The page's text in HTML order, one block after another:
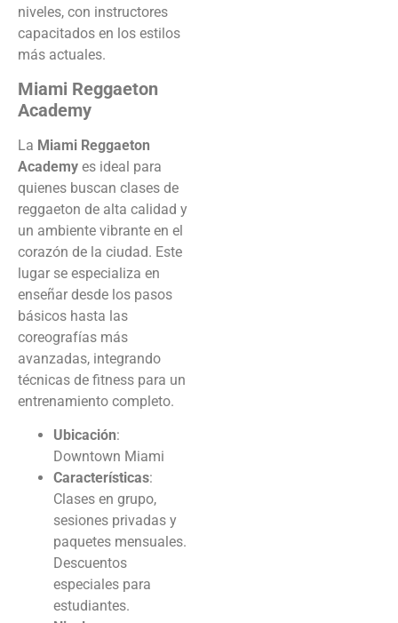
niveles, con instructores
capacitados en los estilos
más actuales.
Miami Reggaeton
Academy
La Miami Reggaeton
Academy es ideal para
quienes buscan clases de
reggaeton de alta calidad y
un ambiente vibrante en el
corazón de la ciudad. Este
lugar se especializa en
enseñar desde los pasos
básicos hasta las
coreografías más
avanzadas, integrando
técnicas de fitness para un
entrenamiento completo.
Ubicación:
Downtown Miami
Características:
Clases en grupo,
sesiones privadas y
paquetes mensuales.
Descuentos
especiales para
estudiantes.